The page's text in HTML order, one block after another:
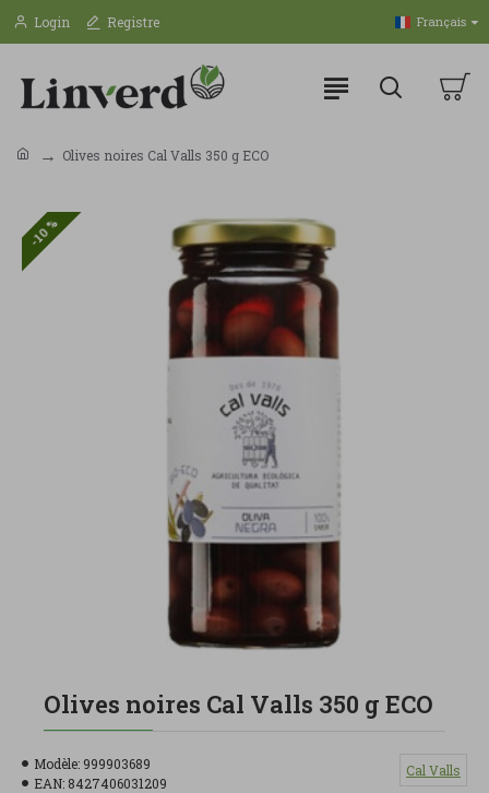
Login Registre Français
Olives noires Cal Valls 350 g ECO
-10 %
Olives noires Cal Valls 350 g ECO
Modèle: 999903689
EAN: 8427406031209
Cal Valls